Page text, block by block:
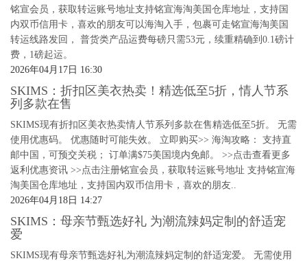
铭宣会员，获取转运账号地址支持铭宣海淘美国仓库地址，支持国
内双币信用卡，喜欢的朋友可以海淘入手，包裹可走铭宣海淘美国
转运线路发回， 普货类产品运费每磅只需53元，续重精确到0.1磅计
费，1磅起运。
2026年04月17日 16:30
SKIMS：折扣区美衣热卖！精选低至5折，情人节系
列多款在售
SKIMS现有折扣区美衣热卖情人节系列多款在售精选低至5折。 无需
使用优惠码。 优惠随时可能失效。 立即购买>> 海淘攻略： 支持直
邮中国，可预交关税； 订单满$75美国境内免邮。 >>点击查看更多
返利优惠资讯 >>点击注册铭宣会员，获取转运账号地址 支持铭宣海
淘美国仓库地址，支持国内双币信用卡，喜欢的朋友..
2026年04月18日 14:27
SKIMS：母亲节甄选好礼 为潮流辣妈定制的舒适宠
爱
SKIMS现有母亲节甄选好礼为潮流辣妈定制的舒适宠爱。 无需使用